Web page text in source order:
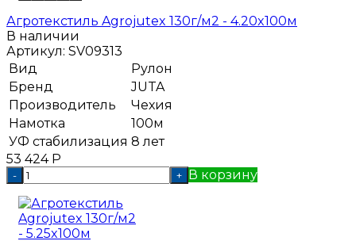
Агротекстиль Agrojutex 130г/м2 - 4.20x100м
В наличии
Артикул: SV09313
Вид
Рулон
Бренд
JUTA
Производитель
Чехия
Намотка
100м
УФ стабилизация 8 лет
53 424 Р
- + В корзину